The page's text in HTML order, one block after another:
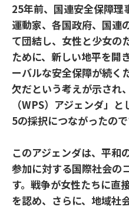
25年前、国連安全保障理
運動家、各国政府、国連
て団結し、女性と少女の
ために、新しい地平を開
ーバルな安全保障が続く
欠だという考えが示され
（WPS）アジェンダ」
5の採択につながったので
このアジェンダは、平和
参加に対する国際社会の
す。戦争が女性たちに直
を認め、さらに、地域社